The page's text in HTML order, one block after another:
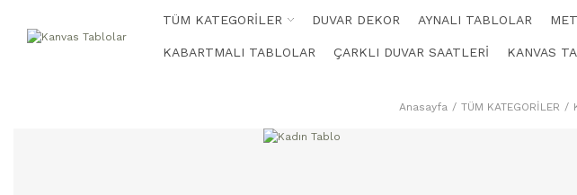
TÜM KATEGORİLER DUVAR DEKOR AYNALI TABLOLAR
KABARTMALI TABLOLAR ÇARKLI DUVAR SAATLERİ KANVAS
Anasayfa TÜM KATEGORİLER